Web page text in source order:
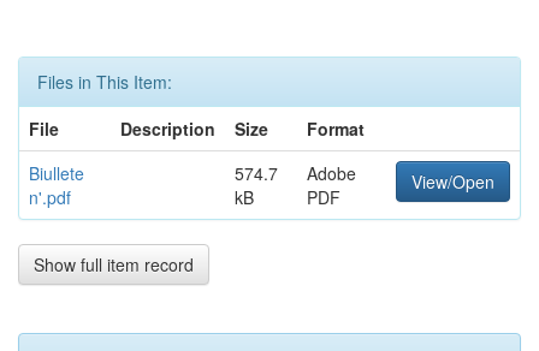
Files in This Item:
File
Description Size
Format
Biullete
n'.pdf
574.7
kB
Adobe
PDF
View/Open
Show full item record